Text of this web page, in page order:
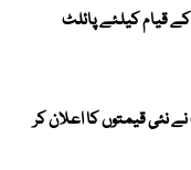
قیام کیلئے پائلٹ
نئی قیمتوں کا اعلان کر